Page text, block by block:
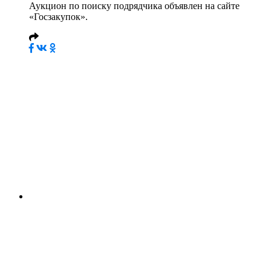
Аукцион по поиску подрядчика объявлен на сайте
«Госзакупок».